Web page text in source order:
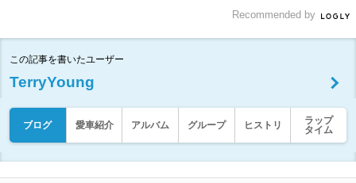
Recommended by
この記事を書いたユーザー
TerryYoung
ブログ 愛車紹介 アルバム グループ ヒストリ
ラップ
タイム